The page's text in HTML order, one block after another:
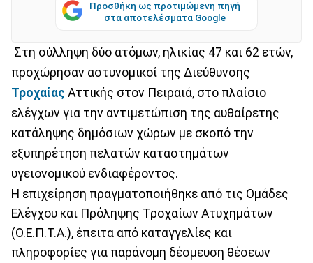
Προσθήκη ως προτιμώμενη πηγή
στα αποτελέσματα Google
Στη σύλληψη δύο ατόμων, ηλικίας 47 και 62 ετών,
προχώρησαν αστυνομικοί της Διεύθυνσης
Τροχαίας Αττικής στον Πειραιά, στο πλαίσιο
ελέγχων για την αντιμετώπιση της αυθαίρετης
κατάληψης δημόσιων χώρων με σκοπό την
εξυπηρέτηση πελατών καταστημάτων
υγειονομικού ενδιαφέροντος.
Η επιχείρηση πραγματοποιήθηκε από τις Ομάδες
Ελέγχου και Πρόληψης Τροχαίων Ατυχημάτων
(Ο.Ε.Π.Τ.Α.), έπειτα από καταγγελίες και
πληροφορίες για παράνομη δέσμευση θέσεων